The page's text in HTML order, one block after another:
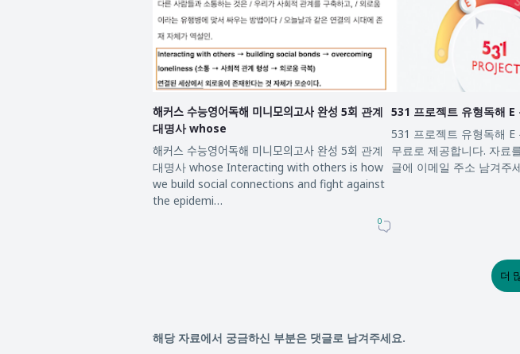
해커스 수능영어독해 미니모의고사 완성 5회 관계
대명사 whose
해커스 수능영어독해 미니모의고사 완성 5회 관계
대명사 whose Interacting with others is how
we build social connections and fight against
the epidemi…
0
531 프로젝트 유형독해
531 프로젝트 유형독해
무료로 제공합니다. 자료
글에 이메일 주소 남겨주
더
해당 자료에서 궁금하신 부분은 댓글로 남겨주세요.